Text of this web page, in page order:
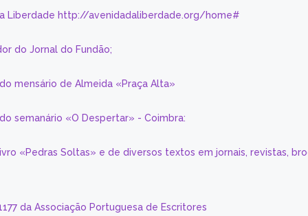
Liberdade http://avenidadaliberdade.org/home#
do Jornal do Fundão;
mensário de Almeida «Praça Alta»
semanário «O Despertar» - Coimbra:
«Pedras Soltas» e de diversos textos em jornais, revistas,
da Associação Portuguesa de Escritores